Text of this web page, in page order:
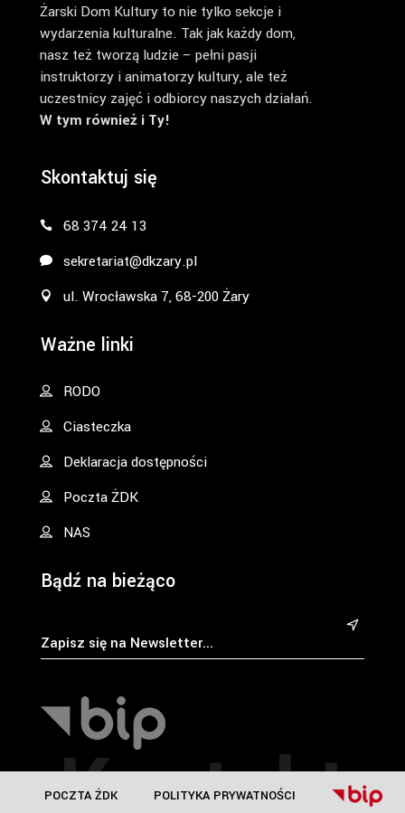
POLITYKA PRYWATNOŚCI
POCZTA ŻDK
Kontakt
Żarski Dom Kultury to nie tylko sekcje i
wydarzenia kulturalne. Tak jak każdy dom,
nasz też tworzą ludzie – pełni pasji
instruktorzy i animatorzy kultury, ale też
uczestnicy zajęć i odbiorcy naszych działań.
W tym również i Ty!
Skontaktuj się
68 374 24 13
sekretariat@dkzary.pl
ul. Wrocławska 7, 68-200 Żary
Ważne linki
RODO
Ciasteczka
Deklaracja dostępności
Poczta ŻDK
NAS
Bądź na bieżąco
&